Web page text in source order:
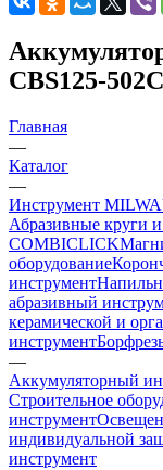
CBS125-502C
Главная
—
Каталог
—
Инструмент
Абразивные круги
COMBICLICK
оборудование
инструмент
абразивный
керамической и
инструмент
—
Аккумуляторный
Строительное
инструмент
индивидуальной
инструмент